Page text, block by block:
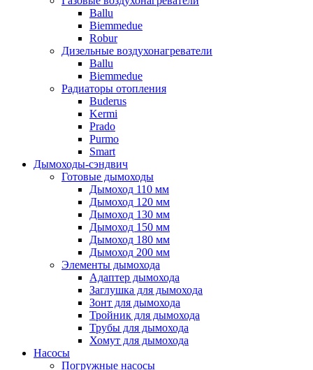
Ballu
Biemmedue
Robur
Дизельные воздухонагреватели
Ballu
Biemmedue
Радиаторы отопления
Buderus
Kermi
Prado
Purmo
Smart
Дымоходы-сэндвич
Готовые дымоходы
Дымоход 110 мм
Дымоход 120 мм
Дымоход 130 мм
Дымоход 150 мм
Дымоход 180 мм
Дымоход 200 мм
Элементы дымохода
Адаптер дымохода
Заглушка для дымохода
Зонт для дымохода
Тройник для дымохода
Трубы для дымохода
Хомут для дымохода
Насосы
Погружные насосы